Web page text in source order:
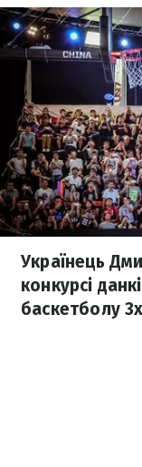
Українець
конкурсі
баскетболу